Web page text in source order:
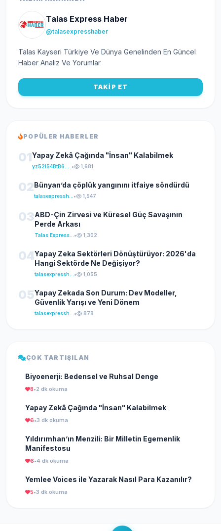
Talas Express Haber
@talasexpresshaber
Talas Kayseri Türkiye Ve Dünya Genelinden En Güncel
Haber Analiz Ve Yorumlar
TAKİP ET
POPÜLER HABERLER
01Yapay Zekâ Çağında "İnsan" Kalabilmek
• 1,681
02Bünyan’da çöplük yangınını itfaiye söndürdü
• 1,547
03ABD-Çin Zirvesi ve Küresel Güç Savaşının
Perde Arkası
• 1,302
04Yapay Zeka Sektörleri Dönüştürüyor: 2026'da
Hangi Sektörde Ne Değişiyor?
• 1,055
05Yapay Zekada Son Durum: Dev Modeller,
Güvenlik Yarışı ve Yeni Dönem
• 878
ÇOK TARTIŞILAN
Biyoenerji: Bedensel ve Ruhsal Denge
8•2 dk okuma
Yapay Zekâ Çağında "İnsan" Kalabilmek
6•3 dk okuma
Yıldırımhan’ın Menzili: Bir Milletin Egemenlik
Manifestosu
6•4 dk okuma
Yemlee Voices ile Yazarak Nasıl Para Kazanılır?
5•3 dk okuma